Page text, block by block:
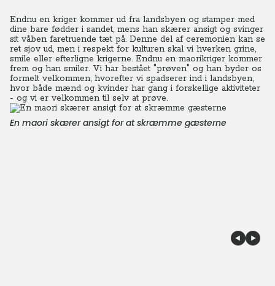
Endnu en kriger kommer ud fra landsbyen og stamper med
dine bare fødder i sandet, mens han skærer ansigt og svinger
sit våben faretruende tæt på. Denne del af ceremonien kan se
ret sjov ud, men i respekt for kulturen skal vi hverken grine,
smile eller efterligne krigerne. Endnu en maorikriger kommer
frem og han smiler. Vi har bestået "prøven" og han byder os
formelt velkommen, hvorefter vi spadserer ind i landsbyen,
hvor både mænd og kvinder har gang i forskellige aktiviteter
- og vi er velkommen til selv at prøve.
En maori skærer ansigt for at skræmme gæsterne